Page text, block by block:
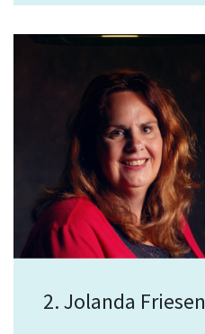
2. Jolanda Friesen